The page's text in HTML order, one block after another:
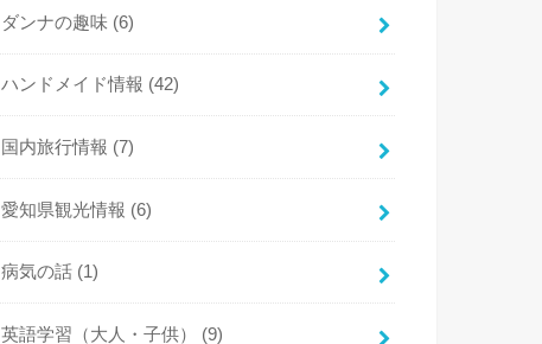
ダンナの趣味 (6)
ハンドメイド情報 (42)
国内旅行情報 (7)
愛知県観光情報 (6)
病気の話 (1)
英語学習（大人・子供） (9)